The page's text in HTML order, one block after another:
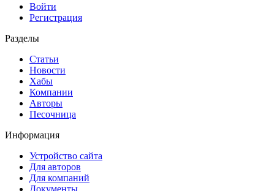
Войти
Регистрация
Разделы
Статьи
Новости
Хабы
Компании
Авторы
Песочница
Информация
Устройство сайта
Для авторов
Для компаний
Документы